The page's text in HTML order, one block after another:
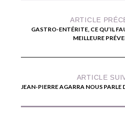
ARTICLE
GASTRO-ENTÉRITE, CE QU’IL
MEILLEURE
ARTICLE
JEAN-PIERRE AGARRA NOUS